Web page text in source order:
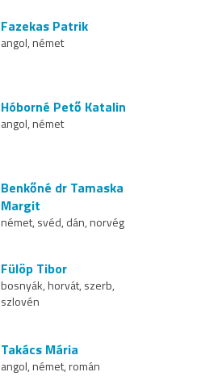
Fazekas Patrik
angol, német
Hóborné Pető Katalin
angol, német
Benkőné dr Tamaska
Margit
német, svéd, dán, norvég
Fülöp Tibor
bosnyák, horvát, szerb,
szlovén
Takács Mária
angol, német, román